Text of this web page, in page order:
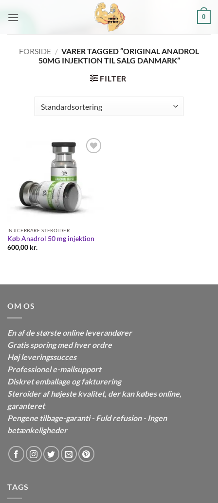
0
FORSIDE / VARER TAGGED “ORIGINAL ANADROL
50MG INJEKTION TIL SALG DANMARK”
FILTER
INJICERBARE STEROIDER
Køb Anadrol 50 mg injektion
600,00 kr.
OM OS
En af de største online leverandører
Gratis sporing med hver ordre
Høj leveringssucces
Professionel e-mailsupport
Diskret emballage og fakturering
Steroider af højeste kvalitet, der kan købes online,
garanteret
Pengene tilbage-garanti - Fuld refusion - Ingen
betænkeligheder
TAGS